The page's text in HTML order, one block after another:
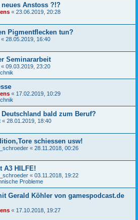
Anstoss ?!?
« 23.06.2019, 20:28
Pigmentflecken tun?
« 28.05.2019, 16:40
Seminararbeit
« 09.03.2019, 23:20
« 17.02.2019, 10:29
bald zum Beruf?
« 28.01.2019, 18:40
schiessen usw!
« 28.11.2018, 00:26
A3 HILFE!
« 03.11.2018, 19:22
Probleme
Gerald Köhler von gamespodcast.de
« 17.10.2018, 19:27